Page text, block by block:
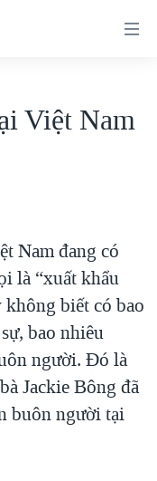
QUÁ KHỨ VÀ HIỆN
Việt Nam
Nam đang có
là “xuất khẩu
biết có bao
bao nhiêu
người. Đó là
Jackie Bông đã
buôn người tại